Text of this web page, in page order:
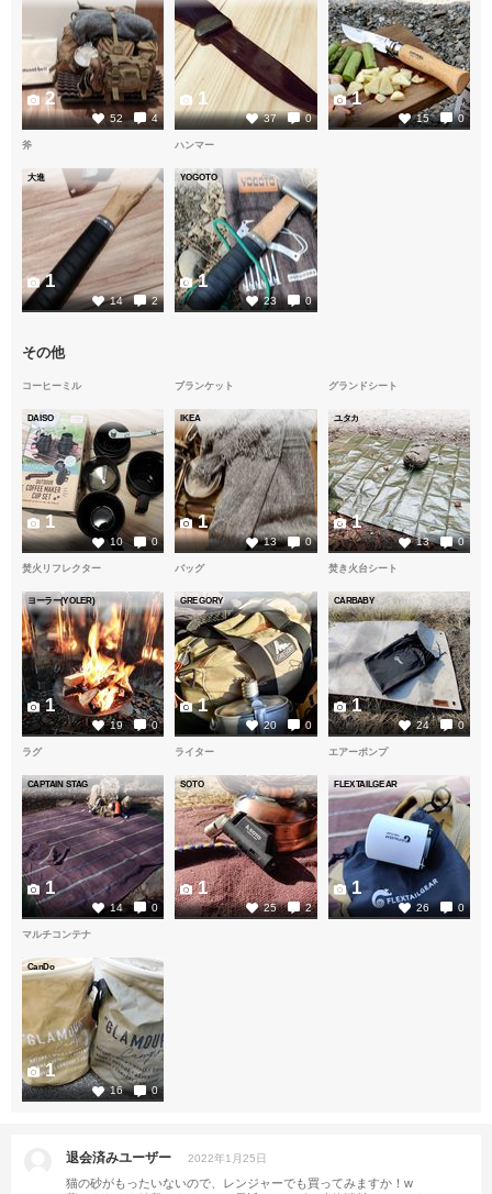
52 4
2
37 0
1
15 0
1
斧
大進
14 2
1
ハンマー
YOGOTO
23 0
1
その他
コーヒーミル
DAISO
10 0
1
ブランケット
IKEA
13 0
1
グランドシート
ユタカ
13 0
1
焚火リフレクター
ヨーラー(YOLER)
19 0
1
バッグ
GREGORY
20 0
1
焚き火台シート
CARBABY
24 0
1
ラグ
CAPTAIN STAG
14 0
1
ライター
SOTO
25 2
1
エアーポンプ
FLEXTAILGEAR
26 0
1
マルチコンテナ
CanDo
16 0
1
退会済みユーザー 2022年1月25日
猫の砂がもったいないので、レンジャーでも買ってみますか！w